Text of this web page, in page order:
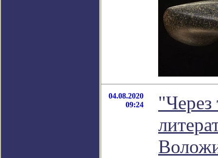
04.08.2020
09:24
"Через